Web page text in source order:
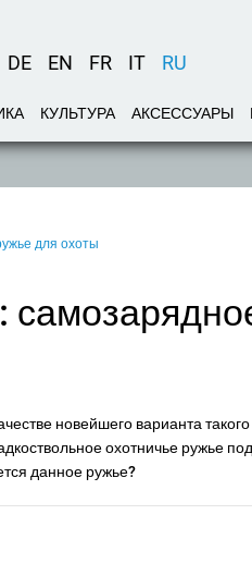
DE EN FR IT RU
КУЛЬТУРА АКСЕССУАРЫ
для охоты
новейшего варианта
охотничье ружье
данное ружье?